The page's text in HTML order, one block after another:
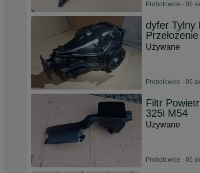
Probołowice - 05
dyfer Tylny
Używane
Probołowice - 05
Filtr
325i M54
Używane
Probołowice - 05